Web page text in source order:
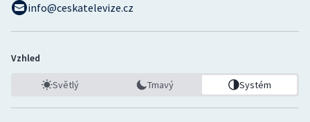
info@ceskatelevize.cz
Vzhled
Světlý Tmavý Systém